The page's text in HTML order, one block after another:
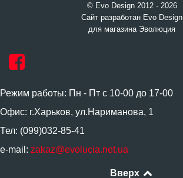
© Evo Design 2012 - 2026
Сайт разработан Evo Design
для магазина Эволюция
Режим работы: Пн - Пт с 10-00 до 17-00
Офис: г.Харьков, ул.Нариманова, 1
Тел: (099)032-85-41
e-mail: zakaz@evolucia.net.ua
Вверх